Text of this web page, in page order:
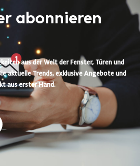
abonnieren
aus der Welt der Fenster, Türen und
aktuelle Trends, exklusive Angebote und
aus erster Hand.